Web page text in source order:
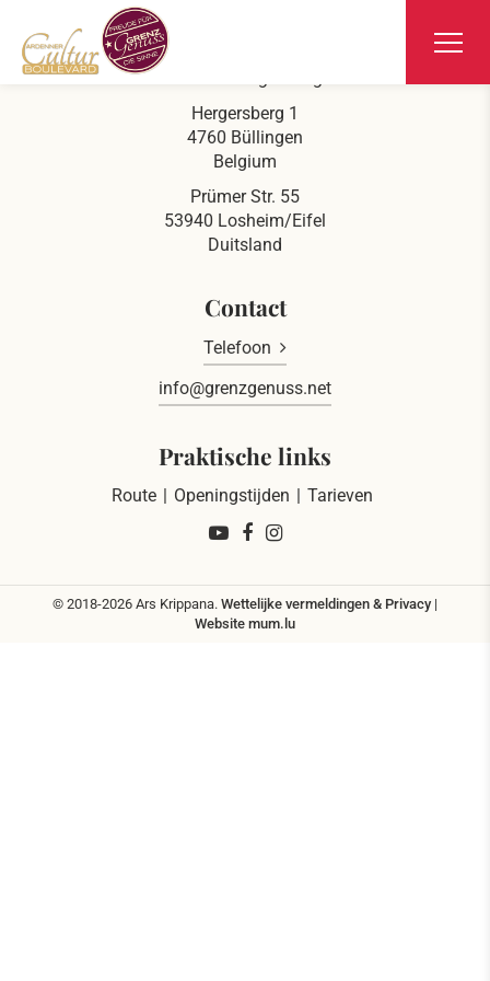
Aan de Duits-Belgische grens
Hergersberg 1
4760 Büllingen
Belgium
Prümer Str. 55
53940 Losheim/Eifel
Duitsland
Contact
Telefoon
info@grenzgenuss.net
Praktische links
Route Openingstijden Tarieven
© 2018-2026 Ars Krippana. Wettelijke vermeldingen & Privacy |
Website mum.lu